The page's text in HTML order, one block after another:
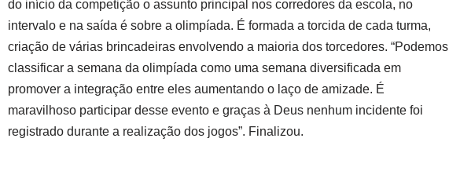
do início da competição o assunto principal nos corredores da escola, no
intervalo e na saída é sobre a olimpíada. É formada a torcida de cada turma,
criação de várias brincadeiras envolvendo a maioria dos torcedores. “Podemos
classificar a semana da olimpíada como uma semana diversificada em
promover a integração entre eles aumentando o laço de amizade. É
maravilhoso participar desse evento e graças à Deus nenhum incidente foi
registrado durante a realização dos jogos”. Finalizou.